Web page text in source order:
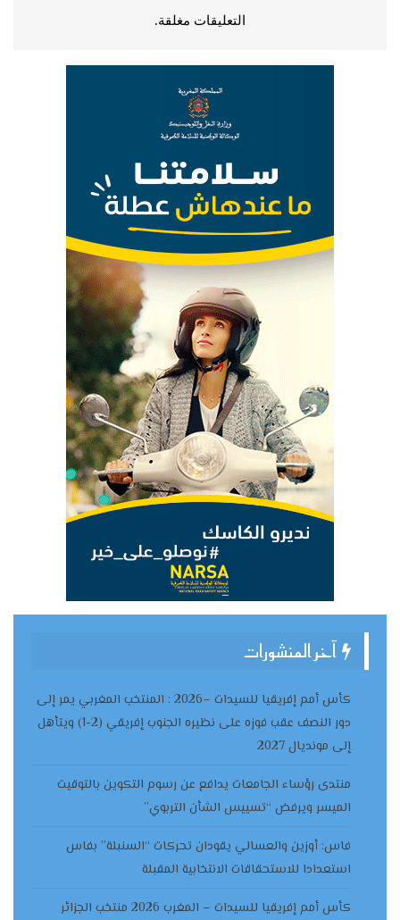
التعليقات مغلقة.
آخر المنشورات
كأس أمم إفريقيا للسيدات –2026 : المنتخب المغربي يمر إلى
دور النصف عقب فوزه على نظيره الجنوب إفريقي (2-1) ويتأهل
إلى مونديال 2027
منتدى رؤساء الجامعات يدافع عن رسوم التكوين بالتوقيت
الميسر ويرفض “تسييس الشأن التربوي”
فاس: أوزين والعسالي يقودان تحركات “السنبلة” بفاس
استعدادا للاستحقاقات الانتخابية المقبلة
كأس أمم إفريقيا للسيدات – المغرب 2026 منتخب الجزائر